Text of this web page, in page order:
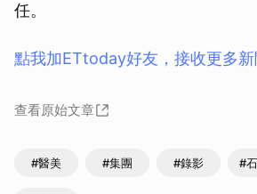
任。
點我加ETtoday好友，接收更多新
查看原始文章
#醫美 #集團 #錄影 #